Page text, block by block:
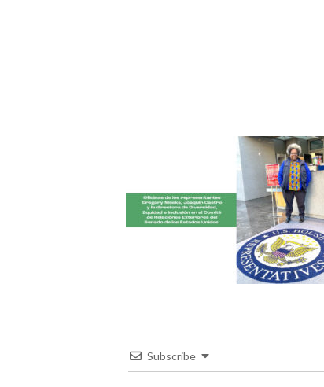
Subscribe